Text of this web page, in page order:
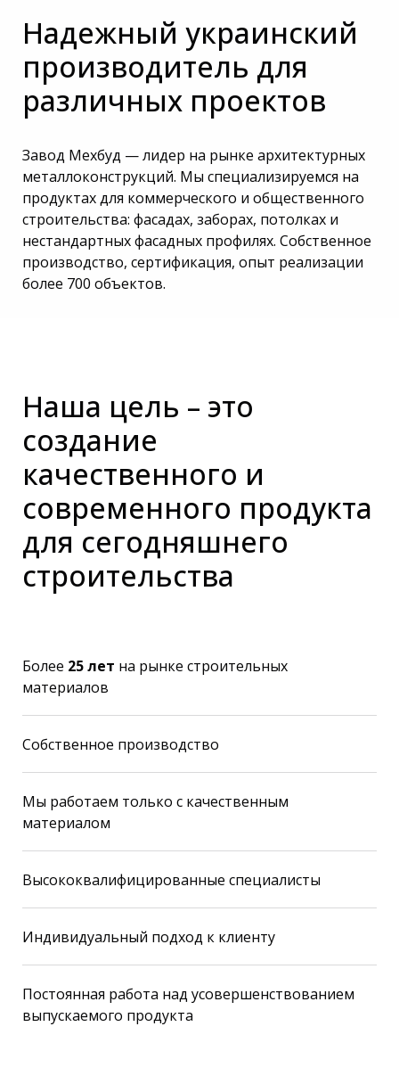
Надежный украинский
производитель для
различных проектов
Завод Мехбуд — лидер на рынке архитектурных
металлоконструкций. Мы специализируемся на
продуктах для коммерческого и общественного
строительства: фасадах, заборах, потолках и
нестандартных фасадных профилях. Собственное
производство, сертификация, опыт реализации
более 700 объектов.
Наша цель – это
создание
качественного и
современного продукта
для сегодняшнего
строительства
Более 25 лет на рынке строительных
материалов
Собственное производство
Мы работаем только с качественным
материалом
Высококвалифицированные специалисты
Индивидуальный подход к клиенту
Постоянная работа над усовершенствованием
выпускаемого продукта